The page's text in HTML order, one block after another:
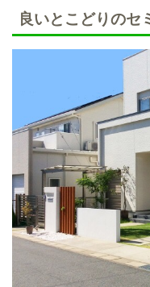
良いとこどりのセ